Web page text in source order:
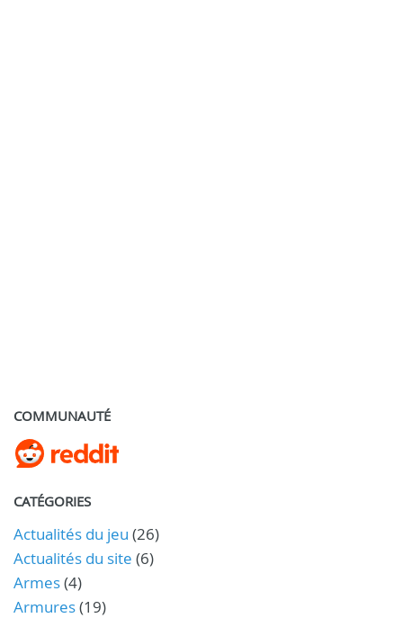
COMMUNAUTÉ
CATÉGORIES
Actualités du jeu (26)
Actualités du site (6)
Armes(4)
Armures(19)